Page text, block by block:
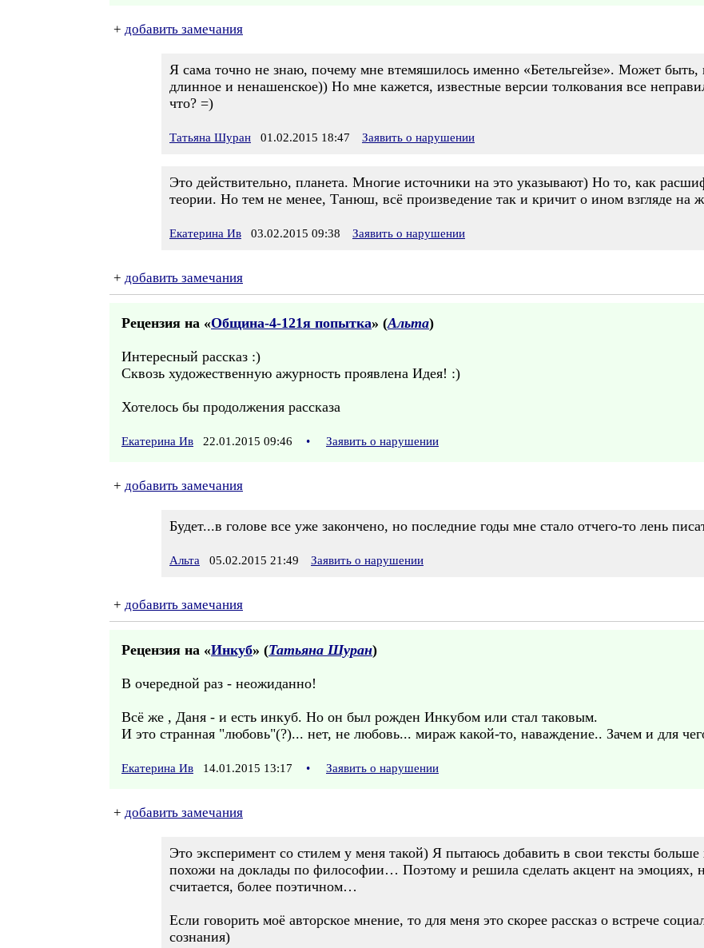
+ добавить замечания
Я сама точно не знаю, почему мне втемяшилось именно «Бетельгейзе». Может быть,
длинное и ненашенское)) Но мне кажется, известные версии толкования все
что? =)
Татьяна Шуран 01.02.2015 18:47 Заявить о нарушении
Это действительно, планета. Многие источники на это указывают) Но то, как
теории. Но тем не менее, Танюш, всё произведение так и кричит о ином взгляде на
Екатерина Ив 03.02.2015 09:38 Заявить о нарушении
+ добавить замечания
Рецензия на «Община-4-121я попытка» (Альта)
Интересный рассказ :)
Сквозь художественную ажурность проявлена Идея! :)
Хотелось бы продолжения рассказа
Екатерина Ив 22.01.2015 09:46 • Заявить о нарушении
+ добавить замечания
Будет...в голове все уже закончено, но последние годы мне стало отчего-то лень
Альта 05.02.2015 21:49 Заявить о нарушении
+ добавить замечания
Рецензия на «Инкуб» (Татьяна Шуран)
В очередной раз - неожиданно!
Всё же , Даня - и есть инкуб. Но он был рожден Инкубом или стал таковым.
И это странная "любовь"(?)... нет, не любовь... мираж какой-то, наваждение.. Зачем и для
Екатерина Ив 14.01.2015 13:17 • Заявить о нарушении
+ добавить замечания
Это эксперимент со стилем у меня такой) Я пытаюсь добавить в свои тексты
похожи на доклады по философии… Поэтому и решила сделать акцент на эмоциях,
считается, более поэтичном…
Если говорить моё авторское мнение, то для меня это скорее рассказ о встрече
сознания)